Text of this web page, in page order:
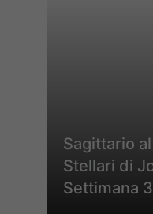
Sagittario
Stellari di
Settimana